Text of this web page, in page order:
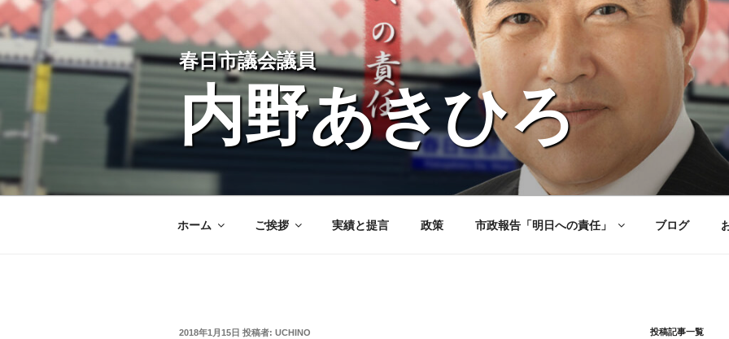
コ
ン
ン
プ
春日市議会議員
内野あきひろ
ホーム ご挨拶 実績と提言 政策 市政報告「明日への責任」 ブログ
投
2018年1月15日 投稿者: UCHINO 投稿記事一覧